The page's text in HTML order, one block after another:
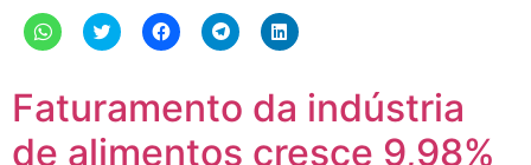
Clique
para
em
nova
janela)
Clique
para
em
nova
Clique
para
Facebook(abre
em
nova
janela)
Clique
para
Telegram(abre
em
nova
Clique
para
LinkedIn(abre
em
nova
Faturamento da indústria
de alimentos cresce 9,98%